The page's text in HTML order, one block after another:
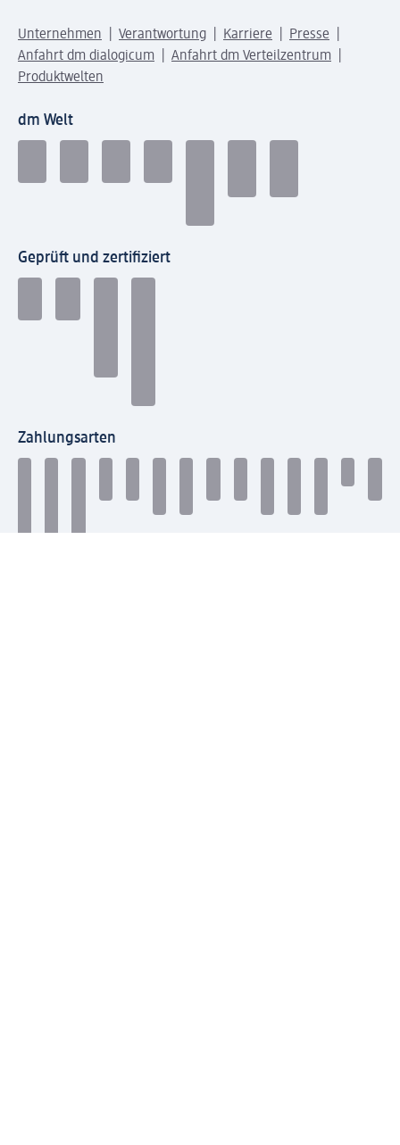
Unternehmen Verantwortung Karriere
Presse
Anfahrt dm dialogicum
Anfahrt dm Verteilzentrum
Produktwelten
dm Welt
Geprüft und zertifiziert
Zahlungsarten